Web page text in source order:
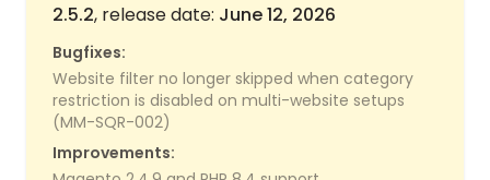
2.5.2, release date: June 12, 2026
Bugfixes:
Website filter no longer skipped when category
restriction is disabled on multi-website setups
(MM-SQR-002)
Improvements: